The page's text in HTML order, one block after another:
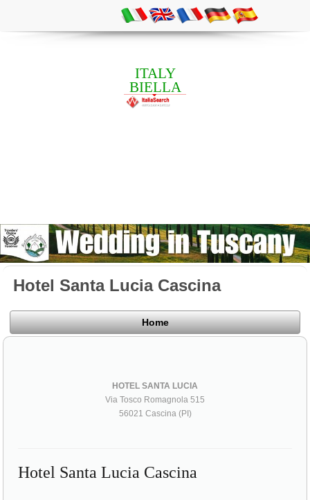
ITALY
BIELLA
Hotel Santa Lucia Cascina
Home
HOTEL SANTA LUCIA
Via Tosco Romagnola 515
56021 Cascina (PI)
Hotel Santa Lucia Cascina